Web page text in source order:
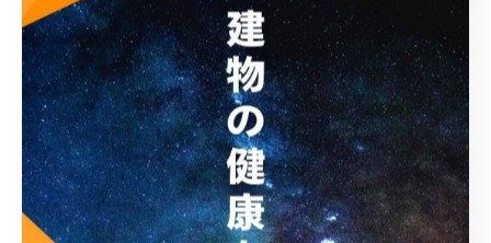
例えば、現地調査費は調査範囲や建物規模によって変動
しますが、複数業者へ一括で依頼することで出張費や諸
経費を抑えられるケースもあります。資料作成や報告書
の内容も、必要最低限の項目に絞ることで費用を節約で
きる場合があります。コンサルタント費用については、
大規模修繕コンサルタントランキングや口コミを参考
に、実績と費用のバランスを重視して選ぶことが大切で